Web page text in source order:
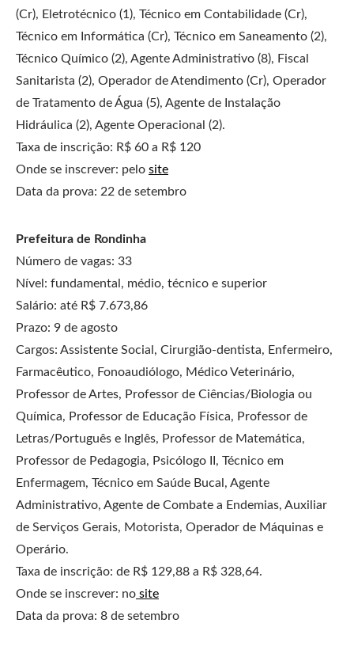
(Cr), Eletrotécnico (1), Técnico em Contabilidade (Cr),
Técnico em Informática (Cr), Técnico em Saneamento (2),
Técnico Químico (2), Agente Administrativo (8), Fiscal
Sanitarista (2), Operador de Atendimento (Cr), Operador
de Tratamento de Água (5), Agente de Instalação
Hidráulica (2), Agente Operacional (2).
Taxa de inscrição: R$ 60 a R$ 120
Onde se inscrever: pelo site
Data da prova: 22 de setembro
Prefeitura de Rondinha
Número de vagas: 33
Nível: fundamental, médio, técnico e superior
Salário: até R$ 7.673,86
Prazo: 9 de agosto
Cargos: Assistente Social, Cirurgião-dentista, Enfermeiro,
Farmacêutico, Fonoaudiólogo, Médico Veterinário,
Professor de Artes, Professor de Ciências/Biologia ou
Química, Professor de Educação Física, Professor de
Letras/Português e Inglês, Professor de Matemática,
Professor de Pedagogia, Psicólogo II, Técnico em
Enfermagem, Técnico em Saúde Bucal, Agente
Administrativo, Agente de Combate a Endemias, Auxiliar
de Serviços Gerais, Motorista, Operador de Máquinas e
Operário.
Taxa de inscrição: de R$ 129,88 a R$ 328,64.
Onde se inscrever: no site
Data da prova: 8 de setembro